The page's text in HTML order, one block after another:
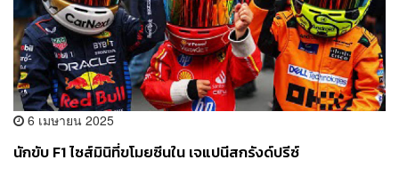
6 เมษายน 2025
นักขับ F1 ไซส์มินิที่ขโมยซีนใน เจแปนีสกรังด์ปรีซ์